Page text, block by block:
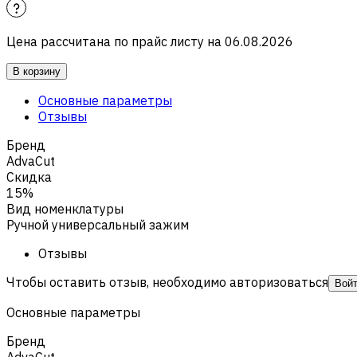
Цена рассчитана по прайс листу на 06.08.2026
В корзину
Основные параметры
Отзывы
Бренд
AdvaCut
Скидка
15%
Вид номенклатуры
Ручной универсальный зажим
Отзывы
Чтобы оставить отзыв, необходимо авторизоваться
Основные параметры
Бренд